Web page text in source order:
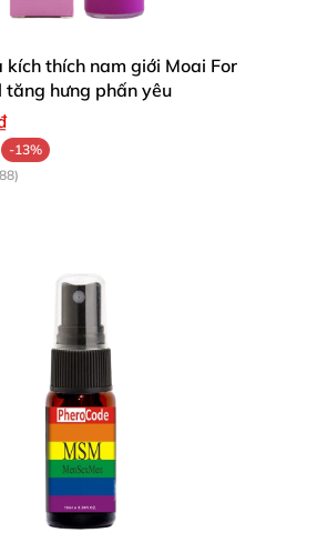
kích thích nam giới Moai For
tăng hưng phấn yêu
-13%